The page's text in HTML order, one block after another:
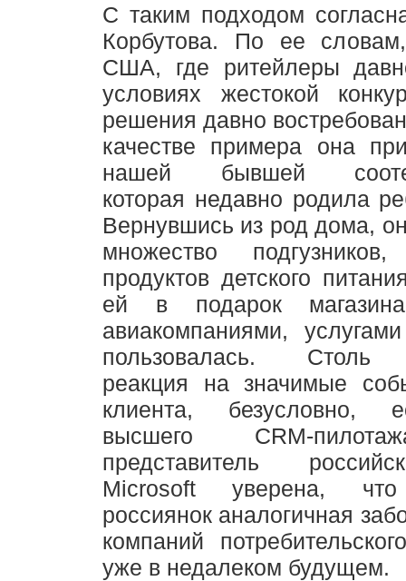
С таким подходом
Корбутова. По ее
США, где ритейлеры
условиях жестокой
решения давно
качестве примера она
нашей бывшей
которая недавно родила
Вернувшись из род дома,
множество
продуктов детского
ей в подарок
авиакомпаниями,
пользовалась. Столь
реакция на значимые
клиента, безусловно,
высшего CRM-
представитель
Microsoft уверена, что
россиянок аналогичная
компаний
уже в недалеком будущем.